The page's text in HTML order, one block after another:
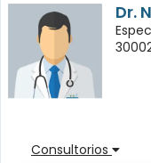
Dr.
Consultorios